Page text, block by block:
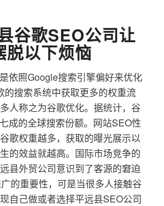
谷歌SEO公司让
脱以下烦恼
依照Google搜索引擎偏好来优化
的搜索系统中获取更多的权重流
人称之为谷歌优化。据统计，谷
成的全球搜索份额。网站SEO性
歌权重越多，获取的曝光展示以
的效益就越高。国际市场竞争的
县外贸公司意识到了客源的窘迫
的重要性，可是当很多人接触谷
自己做或者选择平远县SEO公司